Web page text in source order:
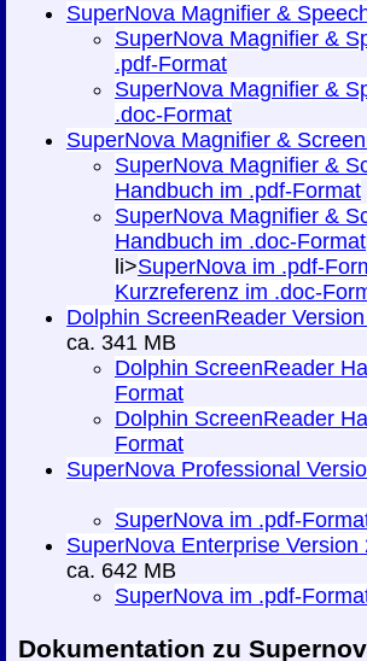
SuperNova Magnifier &
SuperNova Magnifier &
.pdf-Format
SuperNova Magnifier &
.doc-Format
SuperNova Magnifier &
SuperNova Magnifier &
Handbuch im .pdf-Format
SuperNova Magnifier &
Handbuch im .doc-Format
li>SuperNova im .pdf-
Kurzreferenz im .doc-
Dolphin ScreenReader
ca. 341 MB
Dolphin ScreenReader
Format
Dolphin ScreenReader
Format
SuperNova Professional
SuperNova im .pdf-
SuperNova Enterprise Version
ca. 642 MB
SuperNova im .pdf-
Dokumentation zu